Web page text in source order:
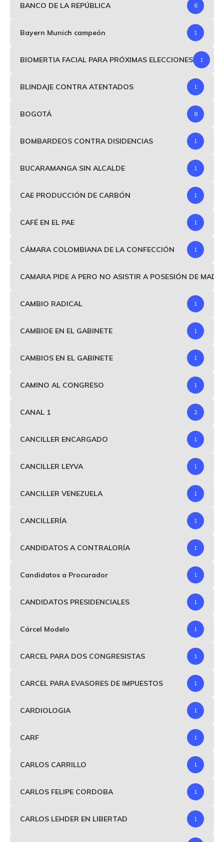
BANCO DE LA REPÚBLICA 6
Bayern Munich campeón 1
BIOMERTIA FACIAL PARA PRÓXIMAS ELECCIONES 1
BLINDAJE CONTRA ATENTADOS 1
BOGOTÁ 8
BOMBARDEOS CONTRA DISIDENCIAS 1
BUCARAMANGA SIN ALCALDE 1
CAE PRODUCCIÓN DE CARBÓN 1
CAFÉ EN EL PAE 1
CÁMARA COLOMBIANA DE LA CONFECCIÓN 1
CAMARA PIDE A PERO NO ASISTIR A POSESIÓN DE
CAMBIO RADICAL 1
CAMBIOE EN EL GABINETE 1
CAMBIOS EN EL GABINETE 1
CAMINO AL CONGRESO 1
CANAL 1 2
CANCILLER ENCARGADO 1
CANCILLER LEYVA 1
CANCILLER VENEZUELA 1
CANCILLERÍA 1
CANDIDATOS A CONTRALORÍA 1
Candidatos a Procurador 1
CANDIDATOS PRESIDENCIALES 1
Cárcel Modelo 1
CARCEL PARA DOS CONGRESISTAS 1
CARCEL PARA EVASORES DE IMPUESTOS 1
CARDIOLOGIA 1
CARF 1
CARLOS CARRILLO 1
CARLOS FELIPE CORDOBA 1
CARLOS LEHDER EN LIBERTAD 1